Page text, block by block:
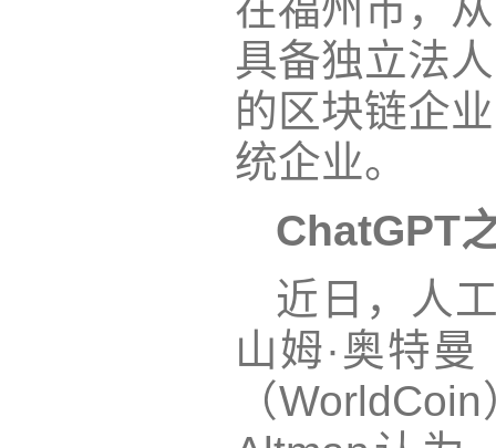
在福州市，
具备独立法
的区块链企
统企业。
ChatGPT
近日，人
山姆·奥特
（